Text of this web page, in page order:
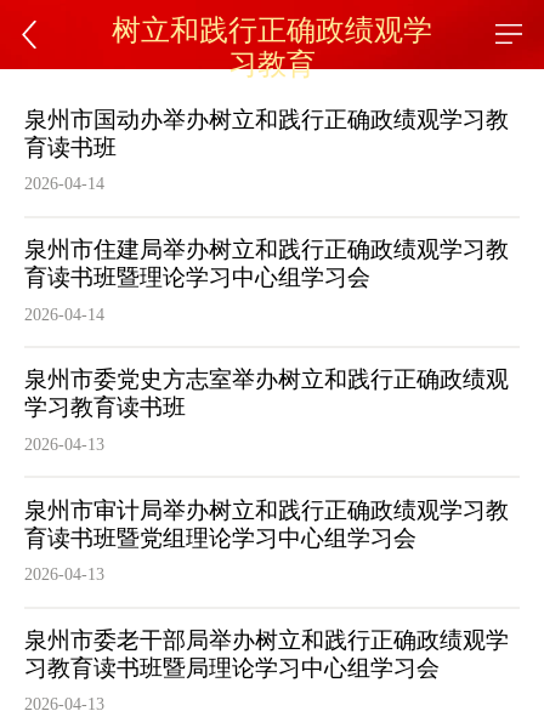
树立和践行正确政绩观学
习教育
泉州市国动办举办树立和践行正确政绩观学习教
育读书班
2026-04-14
泉州市住建局举办树立和践行正确政绩观学习教
育读书班暨理论学习中心组学习会
2026-04-14
泉州市委党史方志室举办树立和践行正确政绩观
学习教育读书班
2026-04-13
泉州市审计局举办树立和践行正确政绩观学习教
育读书班暨党组理论学习中心组学习会
2026-04-13
泉州市委老干部局举办树立和践行正确政绩观学
习教育读书班暨局理论学习中心组学习会
2026-04-13